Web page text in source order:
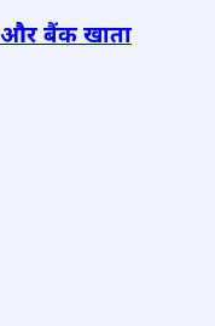
और बैंक खाता